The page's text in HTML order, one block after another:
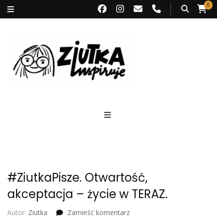
0
#ZiutkaPisze. Otwartość,
akceptacja – życie w TERAZ.
Autor: Ziutka Zamieść komentarzwe